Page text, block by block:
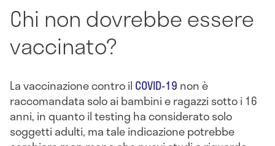
Chi non dovrebbe essere
vaccinato?
La vaccinazione contro il COVID-19 non è
raccomandata solo ai bambini e ragazzi sotto i 16
anni, in quanto il testing ha considerato solo
soggetti adulti, ma tale indicazione potrebbe